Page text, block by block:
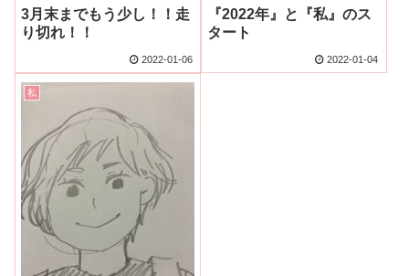
3月末までもう少し！！走
り切れ！！
2022-01-06
『2022年』と『私』のス
タート
2022-01-04
私